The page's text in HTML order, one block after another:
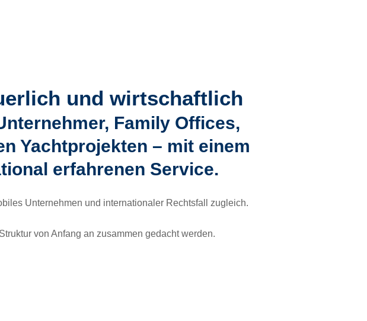
und wirtschaftlich
Family Offices,
Yachtprojekten – mit einem
erfahrenen Service.
Unternehmen und internationaler Rechtsfall zugleich.
von Anfang an zusammen gedacht werden.